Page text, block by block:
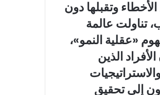
وتقبلها دون
تناولت عالمة
«عقلية النمو»،
الذين
إلى تحقيق